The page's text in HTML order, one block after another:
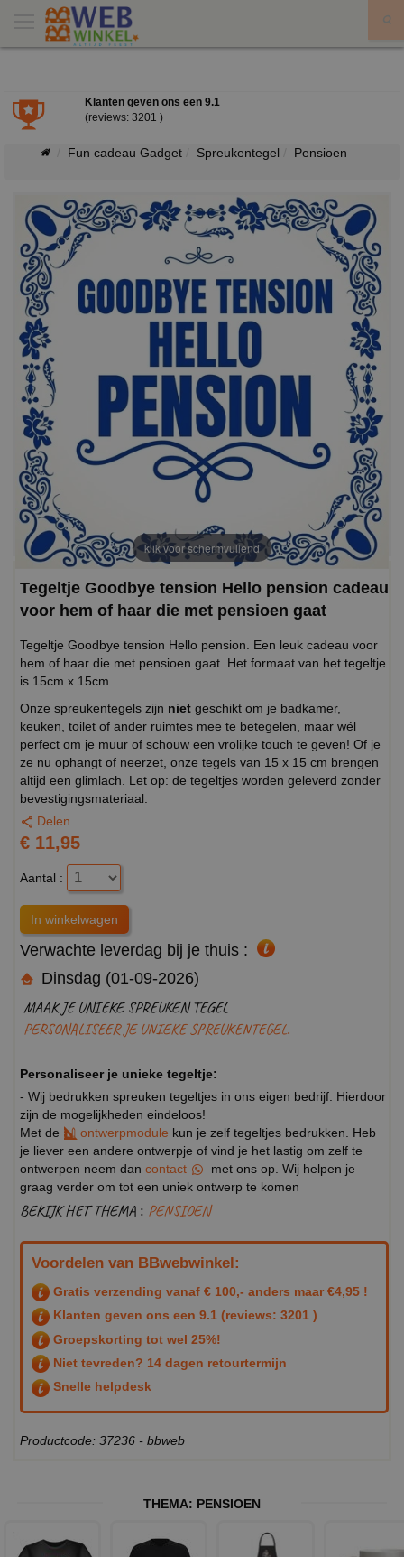
Klanten geven ons een 9.1
(reviews: 3201 )
Fun cadeau Gadget Spreukentegel Pensioen
klik voor schermvullend
Tegeltje Goodbye tension Hello pension cadeau
voor hem of haar die met pensioen gaat
Tegeltje Goodbye tension Hello pension. Een leuk cadeau voor
hem of haar die met pensioen gaat. Het formaat van het tegeltje
is 15cm x 15cm.
Onze spreukentegels zijn niet geschikt om je badkamer,
keuken, toilet of ander ruimtes mee te betegelen, maar wél
perfect om je muur of schouw een vrolijke touch te geven! Of je
ze nu ophangt of neerzet, onze tegels van 15 x 15 cm brengen
altijd een glimlach. Let op: de tegeltjes worden geleverd zonder
bevestigingsmateriaal.
Delen
€ 11,95
Aantal :
Verwachte leverdag bij je thuis :
Dinsdag (01-09-2026)
MAAK JE UNIEKE SPREUKEN TEGEL
PERSONALISEER JE UNIEKE SPREUKENTEGEL.
Personaliseer je unieke tegeltje:
- Wij bedrukken spreuken tegeltjes in ons eigen bedrijf. Hierdoor
zijn de mogelijkheden eindeloos!
Met de
ontwerpmodule kun je zelf tegeltjes bedrukken. Heb
je liever een andere ontwerpje of vind je het lastig om zelf te
ontwerpen neem dan contact
met ons op. Wij helpen je
graag verder om tot een uniek ontwerp te komen
BEKIJK HET THEMA : PENSIOEN
Voordelen van BBwebwinkel:
Gratis verzending vanaf € 100,- anders maar €4,95 !
Klanten geven ons een 9.1 (reviews: 3201 )
Groepskorting tot wel 25%!
Niet tevreden? 14 dagen retourtermijn
Snelle helpdesk
Productcode: 37236 - bbweb
THEMA: PENSIOEN